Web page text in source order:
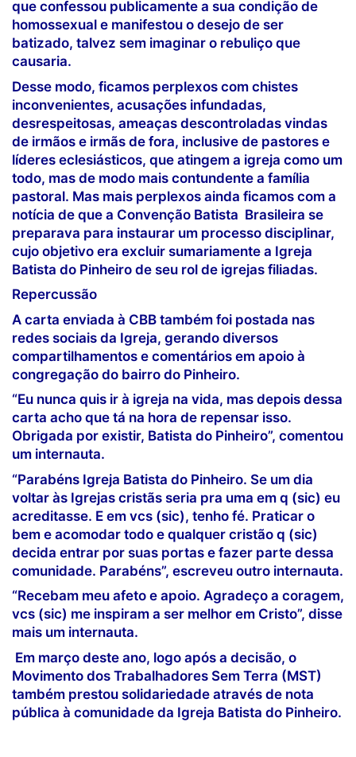
que confessou publicamente a sua condição de
homossexual e manifestou o desejo de ser
batizado, talvez sem imaginar o rebuliço que
causaria.
Desse modo, ficamos perplexos com chistes
inconvenientes, acusações infundadas,
desrespeitosas, ameaças descontroladas vindas
de irmãos e irmãs de fora, inclusive de pastores e
líderes eclesiásticos, que atingem a igreja como um
todo, mas de modo mais contundente a família
pastoral. Mas mais perplexos ainda ficamos com a
notícia de que a Convenção Batista Brasileira se
preparava para instaurar um processo disciplinar,
cujo objetivo era excluir sumariamente a Igreja
Batista do Pinheiro de seu rol de igrejas filiadas.
Repercussão
A carta enviada à CBB também foi postada nas
redes sociais da Igreja, gerando diversos
compartilhamentos e comentários em apoio à
congregação do bairro do Pinheiro.
“Eu nunca quis ir à igreja na vida, mas depois dessa
carta acho que tá na hora de repensar isso.
Obrigada por existir, Batista do Pinheiro”, comentou
um internauta.
“Parabéns Igreja Batista do Pinheiro. Se um dia
voltar às Igrejas cristãs seria pra uma em q (sic) eu
acreditasse. E em vcs (sic), tenho fé. Praticar o
bem e acomodar todo e qualquer cristão q (sic)
decida entrar por suas portas e fazer parte dessa
comunidade. Parabéns”, escreveu outro internauta.
“Recebam meu afeto e apoio. Agradeço a coragem,
vcs (sic) me inspiram a ser melhor em Cristo”, disse
mais um internauta.
Em março deste ano, logo após a decisão, o
Movimento dos Trabalhadores Sem Terra (MST)
também prestou solidariedade através de nota
pública à comunidade da Igreja Batista do Pinheiro.